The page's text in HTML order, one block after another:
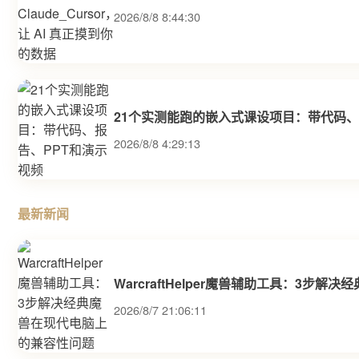
2026/8/8 8:44:30
21个实测能跑的嵌入式课设项目：带代码
2026/8/8 4:29:13
最新新闻
WarcraftHelper魔兽辅助工具：3步解决
2026/8/7 21:06:11